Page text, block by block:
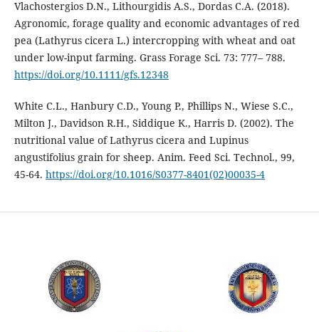
Vlachostergios D.N., Lithourgidis A.S., Dordas C.A. (2018).
Agronomic, forage quality and economic advantages of red
pea (Lathyrus cicera L.) intercropping with wheat and oat
under low-input farming. Grass Forage Sci. 73: 777– 788.
https://doi.org/10.1111/gfs.12348
White C.L., Hanbury C.D., Young P., Phillips N., Wiese S.C.,
Milton J., Davidson R.H., Siddique K., Harris D. (2002). The
nutritional value of Lathyrus cicera and Lupinus
angustifolius grain for sheep. Anim. Feed Sci. Technol., 99,
45-64. https://doi.org/10.1016/S0377-8401(02)00035-4